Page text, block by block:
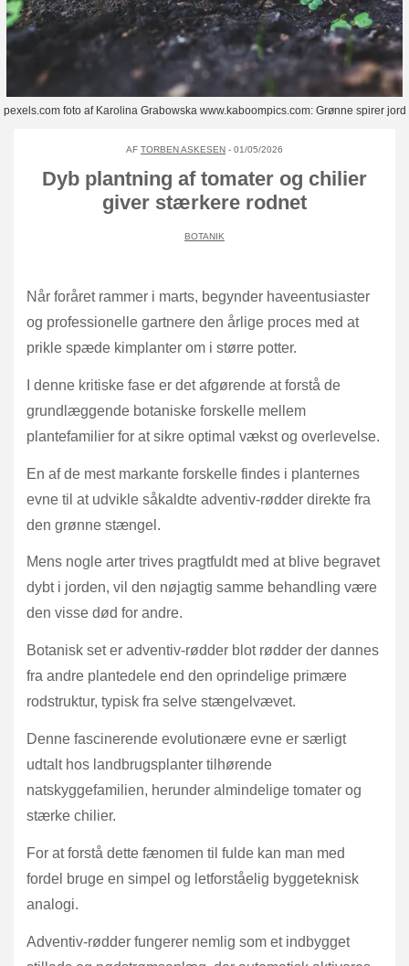
pexels.com foto af Karolina Grabowska www.kaboompics.com: Grønne spirer jord
AF TORBEN ASKESEN - 01/05/2026
Dyb plantning af tomater og chilier
giver stærkere rodnet
BOTANIK
Når foråret rammer i marts, begynder haveentusiaster
og professionelle gartnere den årlige proces med at
prikle spæde kimplanter om i større potter.
I denne kritiske fase er det afgørende at forstå de
grundlæggende botaniske forskelle mellem
plantefamilier for at sikre optimal vækst og overlevelse.
En af de mest markante forskelle findes i planternes
evne til at udvikle såkaldte adventiv-rødder direkte fra
den grønne stængel.
Mens nogle arter trives pragtfuldt med at blive begravet
dybt i jorden, vil den nøjagtig samme behandling være
den visse død for andre.
Botanisk set er adventiv-rødder blot rødder der dannes
fra andre plantedele end den oprindelige primære
rodstruktur, typisk fra selve stængelvævet.
Denne fascinerende evolutionære evne er særligt
udtalt hos landbrugsplanter tilhørende
natskyggefamilien, herunder almindelige tomater og
stærke chilier.
For at forstå dette fænomen til fulde kan man med
fordel bruge en simpel og letforståelig byggeteknisk
analogi.
Adventiv-rødder fungerer nemlig som et indbygget